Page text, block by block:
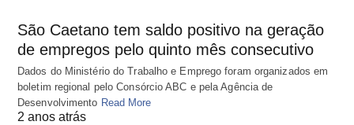
São Caetano tem saldo positivo na geração
de empregos pelo quinto mês consecutivo
Dados do Ministério do Trabalho e Emprego foram organizados em
boletim regional pelo Consórcio ABC e pela Agência de
Desenvolvimento Read More
2 anos atrás